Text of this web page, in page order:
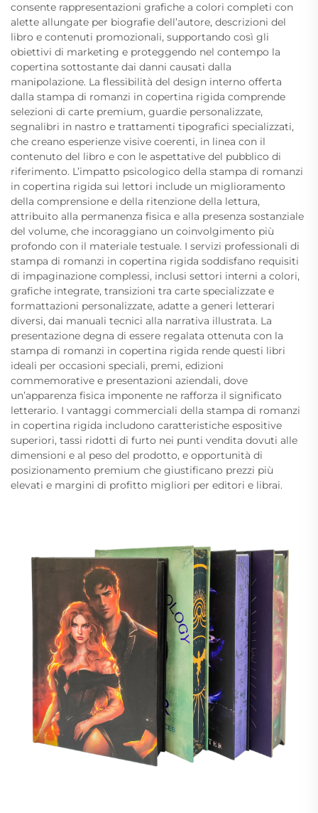
consente rappresentazioni grafiche a colori completi con
alette allungate per biografie dell’autore, descrizioni del
libro e contenuti promozionali, supportando così gli
obiettivi di marketing e proteggendo nel contempo la
copertina sottostante dai danni causati dalla
manipolazione. La flessibilità del design interno offerta
dalla stampa di romanzi in copertina rigida comprende
selezioni di carte premium, guardie personalizzate,
segnalibri in nastro e trattamenti tipografici specializzati,
che creano esperienze visive coerenti, in linea con il
contenuto del libro e con le aspettative del pubblico di
riferimento. L’impatto psicologico della stampa di romanzi
in copertina rigida sui lettori include un miglioramento
della comprensione e della ritenzione della lettura,
attribuito alla permanenza fisica e alla presenza sostanziale
del volume, che incoraggiano un coinvolgimento più
profondo con il materiale testuale. I servizi professionali di
stampa di romanzi in copertina rigida soddisfano requisiti
di impaginazione complessi, inclusi settori interni a colori,
grafiche integrate, transizioni tra carte specializzate e
formattazioni personalizzate, adatte a generi letterari
diversi, dai manuali tecnici alla narrativa illustrata. La
presentazione degna di essere regalata ottenuta con la
stampa di romanzi in copertina rigida rende questi libri
ideali per occasioni speciali, premi, edizioni
commemorative e presentazioni aziendali, dove
un’apparenza fisica imponente ne rafforza il significato
letterario. I vantaggi commerciali della stampa di romanzi
in copertina rigida includono caratteristiche espositive
superiori, tassi ridotti di furto nei punti vendita dovuti alle
dimensioni e al peso del prodotto, e opportunità di
posizionamento premium che giustificano prezzi più
elevati e margini di profitto migliori per editori e librai.